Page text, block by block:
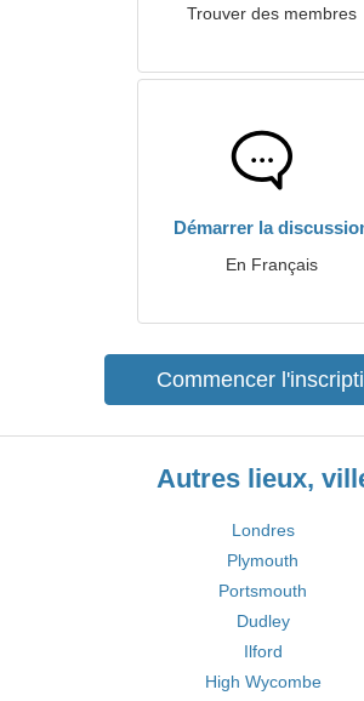
Trouver des membres
Démarrer la
En Français
Commencer
Autres lieux,
Londres
Plymouth
Portsmouth
Dudley
Ilford
High Wycombe